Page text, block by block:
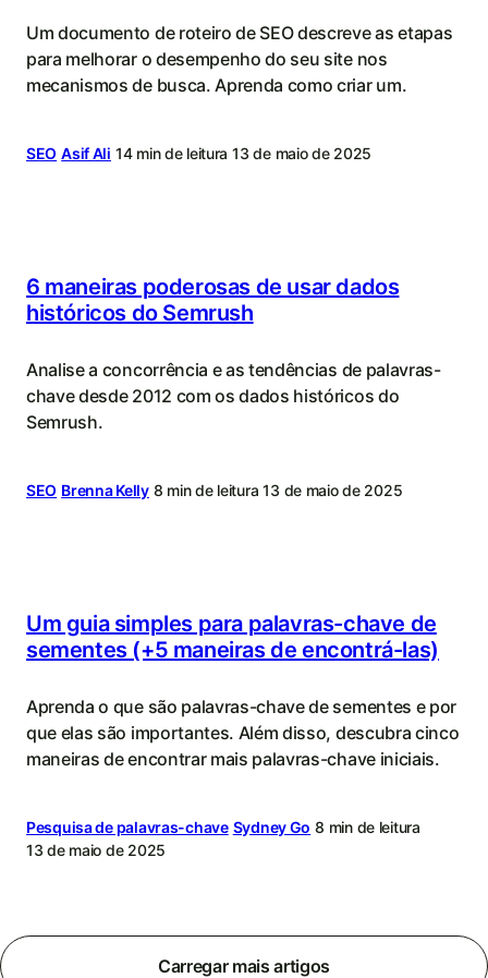
Um documento de roteiro de SEO descreve as etapas
para melhorar o desempenho do seu site nos
mecanismos de busca. Aprenda como criar um.
SEO Asif Ali 14 min de leitura 13 de maio de 2025
6 maneiras poderosas de usar dados
históricos do Semrush
Analise a concorrência e as tendências de palavras-
chave desde 2012 com os dados históricos do
Semrush.
SEO Brenna Kelly 8 min de leitura 13 de maio de 2025
Um guia simples para palavras-chave de
sementes (+5 maneiras de encontrá-las)
Aprenda o que são palavras-chave de sementes e por
que elas são importantes. Além disso, descubra cinco
maneiras de encontrar mais palavras-chave iniciais.
Pesquisa de palavras-chave Sydney Go 8 min de leitura
13 de maio de 2025
Carregar mais artigos